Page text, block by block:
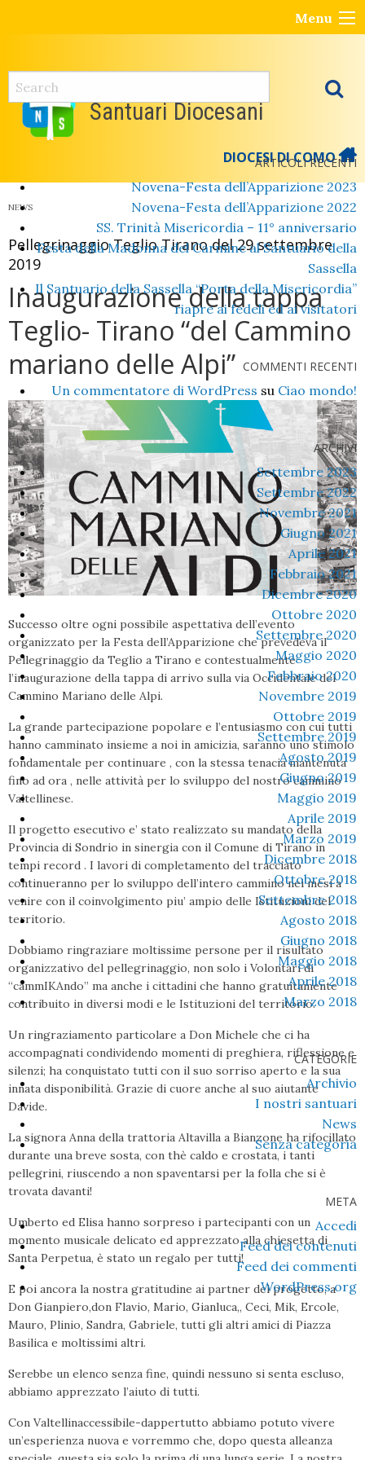
Menu
ARTICOLI RECENTI
Novena-Festa dell’Apparizione 2023
Novena-Festa dell’Apparizione 2022
SS. Trinità Misericordia – 11° anniversario
Festa della Madonna del Carmine al Santuario della
Sassella
Il Santuario della Sassella “Porta della Misericordia”
riapre ai fedeli ed ai visitatori
COMMENTI RECENTI
Un commentatore di WordPress su Ciao mondo!
ARCHIVI
Settembre 2023
Settembre 2022
Novembre 2021
Giugno 2021
Aprile 2021
Febbraio 2021
Dicembre 2020
Ottobre 2020
Settembre 2020
Maggio 2020
Febbraio 2020
Novembre 2019
Ottobre 2019
Settembre 2019
Agosto 2019
Giugno 2019
Maggio 2019
Aprile 2019
Marzo 2019
Dicembre 2018
Ottobre 2018
Settembre 2018
Agosto 2018
Giugno 2018
Maggio 2018
Aprile 2018
Marzo 2018
CATEGORIE
Archivio
I nostri santuari
News
Senza categoria
META
Accedi
Feed dei contenuti
Feed dei commenti
WordPress.org
Santuari Diocesani
DIOCESI DI COMO
NEWS
Pellegrinaggio Teglio Tirano del 29 settembre
2019
Inaugurazione della tappa
Teglio- Tirano “del Cammino
mariano delle Alpi”
Successo oltre ogni possibile aspettativa dell’evento
organizzato per la Festa dell’Apparizione che prevedeva il
Pellegrinaggio da Teglio a Tirano e contestualmente
l’inaugurazione della tappa di arrivo sulla via Occidentale del
Cammino Mariano delle Alpi.
La grande partecipazione popolare e l’entusiasmo con cui tutti
hanno camminato insieme a noi in amicizia, saranno uno stimolo
fondamentale per continuare , con la stessa tenacia mantenuta
fino ad ora , nelle attività per lo sviluppo del nostro cammino
Valtellinese.
Il progetto esecutivo e’ stato realizzato su mandato della
Provincia di Sondrio in sinergia con il Comune di Tirano in
tempi record . I lavori di completamento del tracciato
continueranno per lo sviluppo dell’intero cammino nei mesi a
venire con il coinvolgimento piu’ ampio delle Istituzioni del
territorio.
Dobbiamo ringraziare moltissime persone per il risultato
organizzativo del pellegrinaggio, non solo i Volontari di
“cammIKAndo” ma anche i cittadini che hanno gratuitamente
contribuito in diversi modi e le Istituzioni del territorio.
Un ringraziamento particolare a Don Michele che ci ha
accompagnati condividendo momenti di preghiera, riflessione e
silenzi; ha conquistato tutti con il suo sorriso aperto e la sua
innata disponibilità. Grazie di cuore anche al suo aiutante
Davide.
La signora Anna della trattoria Altavilla a Bianzone ha rifocillato
durante una breve sosta, con thè caldo e crostata, i tanti
pellegrini, riuscendo a non spaventarsi per la folla che si è
trovata davanti!
Umberto ed Elisa hanno sorpreso i partecipanti con un
momento musicale delicato ed apprezzato alla chiesetta di
Santa Perpetua, è stato un regalo per tutti!
E poi ancora la nostra gratitudine ai partner del progetto, a
Don Gianpiero,don Flavio, Mario, Gianluca,, Ceci, Mik, Ercole,
Mauro, Plinio, Sandra, Gabriele, tutti gli altri amici di Piazza
Basilica e moltissimi altri.
Serebbe un elenco senza fine, quindi nessuno si senta escluso,
abbiamo apprezzato l’aiuto di tutti.
Con Valtellinaccessibile-dappertutto abbiamo potuto vivere
un’esperienza nuova e vorremmo che, dopo questa alleanza